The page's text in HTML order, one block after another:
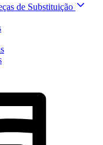
de Substituição